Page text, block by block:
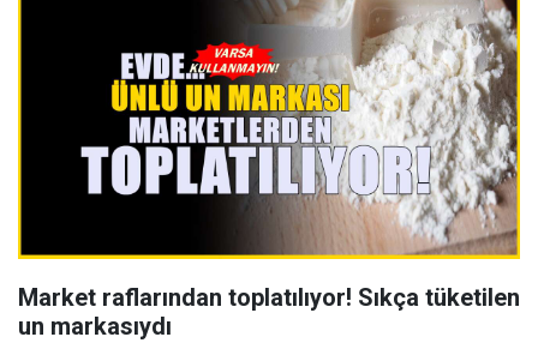
Market raflarından toplatılıyor! Sıkça tüketilen
un markasıydı